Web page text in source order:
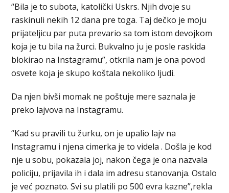
“Bila je to subota, katolički Uskrs. Njih dvoje su
raskinuli nekih 12 dana pre toga. Taj dečko je moju
prijateljicu par puta prevario sa tom istom devojkom
koja je tu bila na žurci. Bukvalno ju je posle raskida
blokirao na Instagramu”, otkrila nam je ona povod
osvete koja je skupo koštala nekoliko ljudi.
Da njen bivši momak ne poštuje mere saznala je
preko lajvova na Instagramu.
“Kad su pravili tu žurku, on je upalio lajv na
Instagramu i njena cimerka je to videla . Došla je kod
nje u sobu, pokazala joj, nakon čega je ona nazvala
policiju, prijavila ih i dala im adresu stanovanja. Ostalo
je već poznato. Svi su platili po 500 evra kazne”,rekla